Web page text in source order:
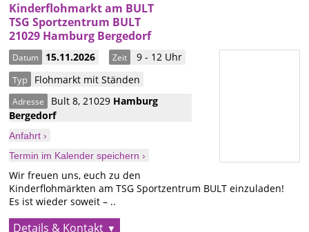
Kinderflohmarkt am BULT
TSG Sportzentrum BULT
21029 Hamburg Bergedorf
Datum 15.11.2026 Zeit 9 - 12 Uhr
Typ Flohmarkt mit Ständen
Adresse Bult 8,21029 Hamburg
Bergedorf
Anfahrt ›
Termin im Kalender speichern ›
Wir freuen uns, euch zu den
Kinderflohmärkten am TSG Sportzentrum BULT einzuladen!
Es ist wieder soweit – ..
Details & Kontakt